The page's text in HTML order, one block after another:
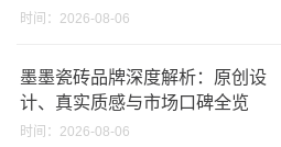
时间：2026-08-06
墨墨瓷砖品牌深度解析：原创设
计、真实质感与市场口碑全览
时间：2026-08-06